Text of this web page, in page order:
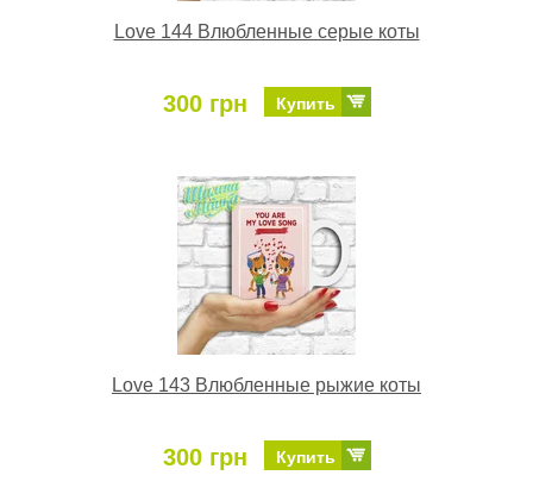
Love 144 Влюбленные серые коты
300 грн Купить
Love 143 Влюбленные рыжие коты
300 грн Купить